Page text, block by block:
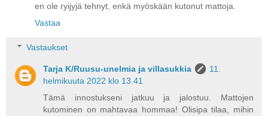
en ole ryijyjä tehnyt, enkä myöskään kutonut mattoja.
Vastaa
Vastaukset
Tarja K/Ruusu-unelmia ja villasukkia
11.
helmikuuta 2022 klo 13.41
Tämä innostukseni jatkuu ja jalostuu. Mattojen
kutominen on mahtavaa hommaa! Olisipa tilaa, mihin